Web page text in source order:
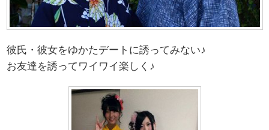
彼氏・彼女をゆかたデートに誘ってみない♪
お友達を誘ってワイワイ楽しく♪